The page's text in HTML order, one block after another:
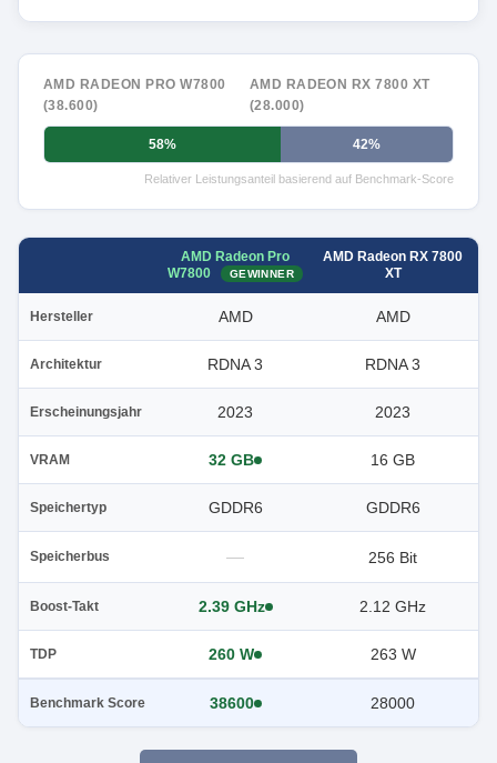
AMD RADEON PRO W7800
(38.600)
AMD RADEON RX 7800 XT
(28.000)
58% 42%
Relativer Leistungsanteil basierend auf Benchmark-Score
AMD Radeon Pro
W7800
GEWINNER
AMD Radeon RX 7800
XT
Hersteller AMD AMD
Architektur RDNA 3 RDNA 3
Erscheinungsjahr 2023 2023
VRAM 32 GB 16 GB
Speichertyp GDDR6 GDDR6
Speicherbus — 256 Bit
Boost-Takt 2.39 GHz 2.12 GHz
TDP 260 W 263 W
Benchmark Score 38600 28000